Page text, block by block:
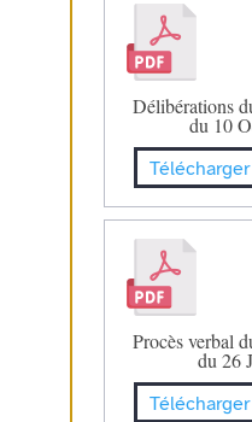
Délibérations
du 10
Procès verbal
du 26